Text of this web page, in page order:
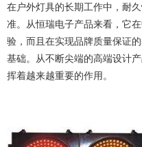
在户外灯具的长期工作中，耐
准。从恒瑞电子产品来看，它
验，而且在实现品牌质量保证
基础。从不断尖端的高端设计
挥着越来越重要的作用。